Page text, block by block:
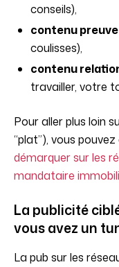
conseils),
contenu preuve
coulisses),
contenu
travailler, votre
Pour aller plus loin
“plat”), vous
démarquer sur les
mandataire
La publicité
vous avez un
La pub sur les